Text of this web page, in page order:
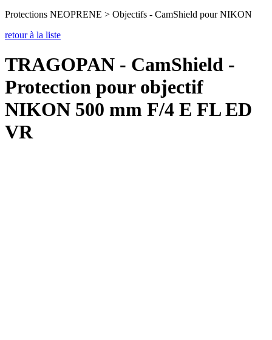
Protections NEOPRENE > Objectifs - CamShield pour NIKON
retour à la liste
TRAGOPAN - CamShield -
Protection pour objectif
NIKON 500 mm F/4 E FL ED
VR